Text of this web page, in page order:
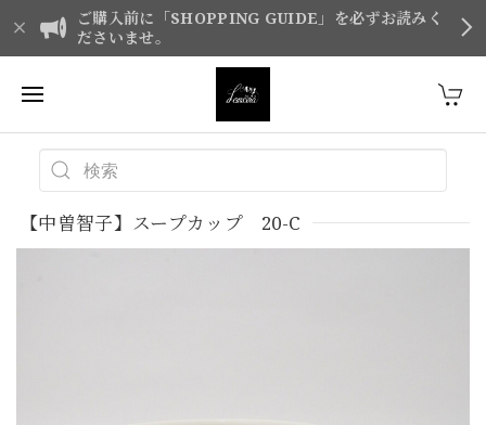
ご購入前に「SHOPPING GUIDE」を必ずお読みく
ださいませ。
【中曽智子】スープカップ 20-C